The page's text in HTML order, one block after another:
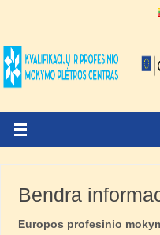
Bendra
Europos profesinio